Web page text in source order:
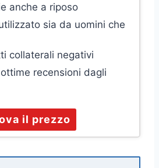
anche a riposo
sia da uomini che
collaterali negativi
recensioni dagli
il prezzo